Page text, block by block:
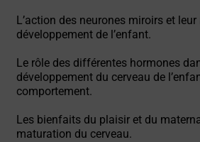
L’action des neurones miroirs et
développement de l’enfant.
Le rôle des différentes hormones
développement du cerveau de
comportement.
Les bienfaits du plaisir et du
maturation du cerveau.